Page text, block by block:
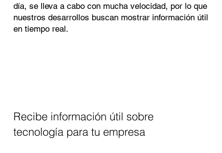
día, se lleva a cabo con mucha velocidad, por lo que
nuestros desarrollos buscan mostrar información útil
en tiempo real.
Recibe información útil sobre
tecnología para tu empresa